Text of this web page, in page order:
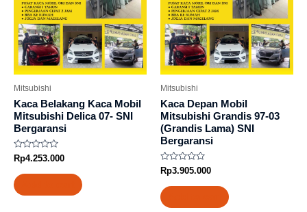
Mitsubishi
Kaca Belakang Kaca Mobil
Mitsubishi Delica 07- SNI
Bergaransi
Rated
0
out
of
5
Rp4.253.000
Mitsubishi
Kaca Depan Mobil
Mitsubishi Grandis 97-03
(Grandis Lama) SNI
Bergaransi
Rated
0
out
of
5
Rp3.905.000